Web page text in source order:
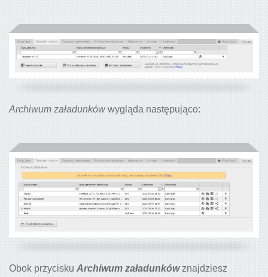
Archiwum załadunkówwygląda następująco:
Obok przycisku Archiwum załadunkówznajdziesz